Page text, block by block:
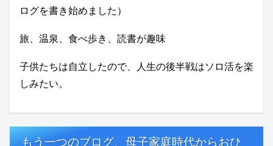
ログを書き始めました）
旅、温泉、食べ歩き、読書が趣味
子供たちは自立したので、人生の後半戦はソロ活を楽
しみたい。
もう一つのブログ、母子家庭時代からおひ